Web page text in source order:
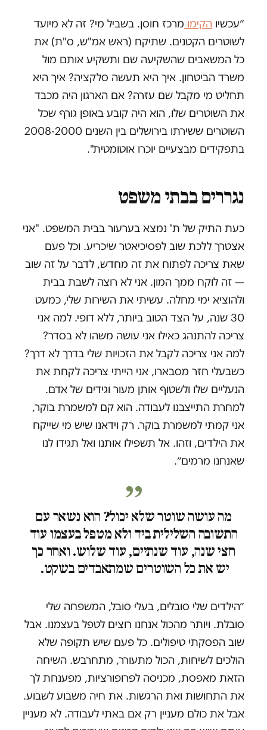
״עכשיו הקימו מרכז חוסן. בשביל מי? זה לא מיועד
לשוטרים הקטנים. שתיקח (ראש אמ"ש, ס"ת) את
כל המשאבים שהשקיעה שם ותשקיע אותם מול
משרד הביטחון. איך היא תעשה סלקציה? איך היא
תחליט מי מקבל שם עזרה? אם הארגון היה מכבד
את השוטרים שלו, הוא היה קובע באופן גורף שכל
השוטרים ששירתו בירושלים בין השנים 2008-2000
בתפקידים מבצעיים יוכרו אוטומטית".
נגררים בבתי משפט
כעת התיק של ת' נמצא בערעור בבית המשפט. "אני
אצטרך ללכת שוב לפסיכיאטר שיכריע. וכל פעם
שאת צריכה לפתוח את זה מחדש, לדבר על זה שוב
— זה לוקח ממך המון. אני לא רוצה לשבת בבית
ולהוציא ימי מחלה. עשיתי את השירות שלי, כמעט
30 שנה, על הצד הטוב ביותר, ללא דופי. למה אני
צריכה להתנהג כאילו אני עושה משהו לא בסדר?
למה אני צריכה לקבל את הזכויות שלי בדרך לא דרך?
כשבעלי חזר מסבארו, אני הייתי צריכה לקחת את
הנעליים שלו ולשטוף אותן מעור וגידים של אדם.
למחרת התייצבנו לעבודה. הוא קם למשמרת בוקר,
אני קמתי למשמרת בוקר. רק וידאנו שיש מי שייקח
את הילדים, וזהו. אל תשפילו אותנו ואל תגידו לנו
שאנחנו מרמים״.
מה עושה שוטר שלא יכול? הוא נשאר עם
התשובה השלילית ביד ולא מטפל בעצמו עוד
חצי שנה, עוד שנתיים, עוד שלוש. ואחר כך
יש את כל השוטרים שמתאבדים בשקט.
״הילדים שלי סובלים, בעלי סובל, המשפחה שלי
סובלת. ויותר מהכול אנחנו רוצים לטפל בעצמנו. אבל
שוב הפסקתי טיפולים. כל פעם שיש תקופה שלא
הולכים לשיחות, הכול מתעורר, מתחרבש. השיחה
הזאת מאפסת, מכניסה לפרופורציות, מפענחת לך
את התחושות ואת הרגשות. את חיה משבוע לשבוע.
אבל את כולם מעניין רק אם באתי לעבודה. לא מעניין